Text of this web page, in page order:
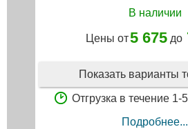
В наличии
Цены от5 675 до
Показать варианты
Отгрузка в течение 1-
Подробнее...